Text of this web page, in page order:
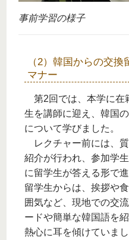
事前学習の様子
（2）韓国からの交換
マナー
第2回では、本学に在
生を講師に迎え、韓国
について学びました。
レクチャー前には、
紹介が行われ、参加学
に留学生が答える形で
留学生からは、挨拶や
囲気など、現地での交
ードや簡単な韓国語を
熱心に耳を傾けていまし